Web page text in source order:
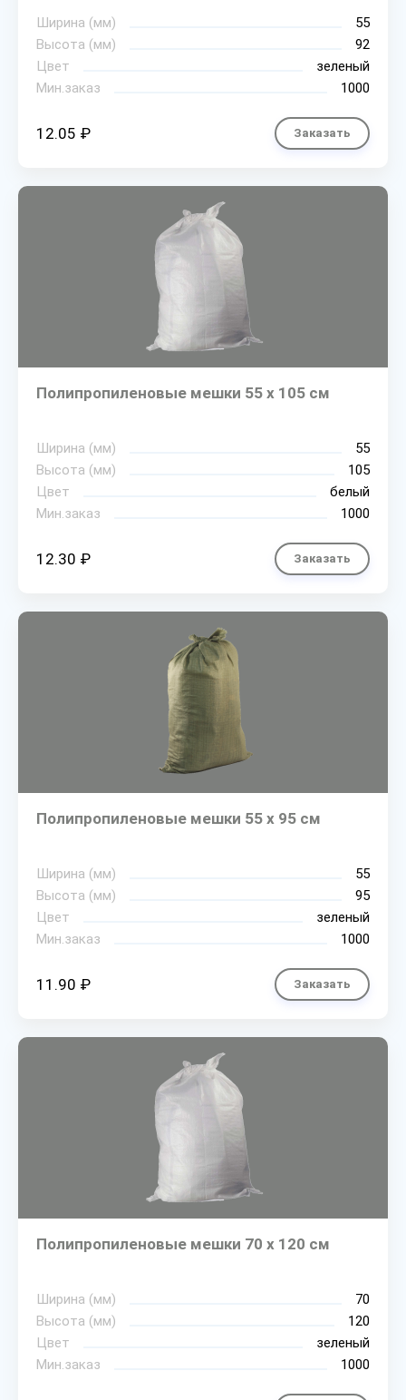
Ширина (мм)
55
Высота (мм)
92
Цвет
зеленый
Мин.заказ
1000
12.05 ₽ Заказать
Полипропиленовые мешки 55 х 105 см
Ширина (мм)
55
Высота (мм)
105
Цвет
белый
Мин.заказ
1000
12.30 ₽ Заказать
Полипропиленовые мешки 55 х 95 см
Ширина (мм)
55
Высота (мм)
95
Цвет
зеленый
Мин.заказ
1000
11.90 ₽ Заказать
Полипропиленовые мешки 70 х 120 см
Ширина (мм)
70
Высота (мм)
120
Цвет
зеленый
Мин.заказ
1000